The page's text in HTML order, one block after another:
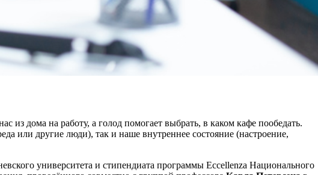
из дома на работу, а голод помогает выбрать, в каком кафе пообедать.
или другие люди), так и наше внутреннее состояние (настроение,
университета и стипендиата программы Eccellenza Национального